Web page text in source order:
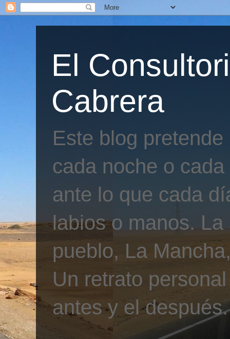
El
Cabrera
Este blog
cada noche o
ante lo que cada
labios o manos.
pueblo, La
Un retrato
antes y el después.